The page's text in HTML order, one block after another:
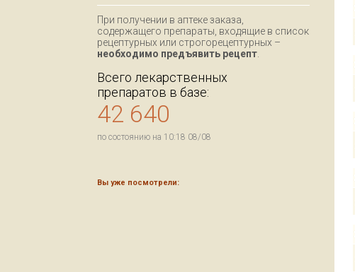
При получении в аптеке заказа,
содержащего препараты, входящие в список
рецептурных или строгорецептурных –
необходимо предъявить рецепт
Всего лекарственных
препаратов в базе:
42 640
по состоянию на 10:18 08/08
Вы уже посмотрели: